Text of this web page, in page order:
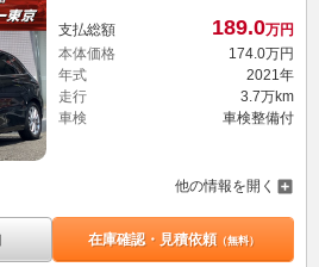
支払総額 189.0万円
本体価格
174.0万円
年式
2021年
走行
3.7万km
車検
車検整備付
他の情報を開く
在庫確認・見積依頼（無料）